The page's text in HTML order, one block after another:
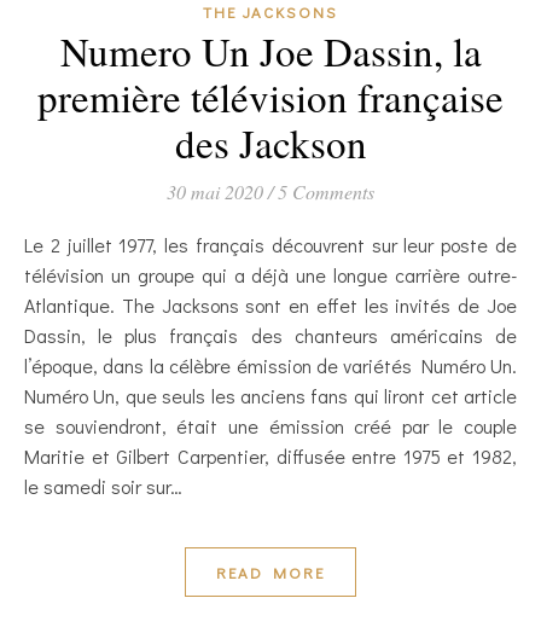
THE JACKSONS
Numero Un Joe Dassin, la
première télévision française
des Jackson
30 mai 2020/5 Comments
Le 2 juillet 1977, les français découvrent sur leur poste de
télévision un groupe qui a déjà une longue carrière outre-
Atlantique. The Jacksons sont en effet les invités de Joe
Dassin, le plus français des chanteurs américains de
l’époque, dans la célèbre émission de variétés Numéro Un.
Numéro Un, que seuls les anciens fans qui liront cet article
se souviendront, était une émission créé par le couple
Maritie et Gilbert Carpentier, diffusée entre 1975 et 1982,
le samedi soir sur…
READ MORE